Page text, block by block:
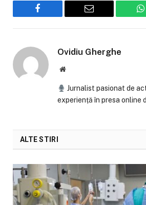
Facebook Email
Ovidiu Gherghe
Website
Jurnalist pasionat de
experiență în presa online
ALTE STIRI